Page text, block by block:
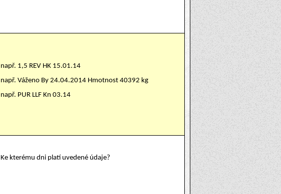
např. 1,5 REV HK 15.01.14
např. Váženo By 24.04.2014 Hmotnost 40392 kg
např. PUR LLF Kn 03.14
Ke kterému dni platí uvedené údaje?